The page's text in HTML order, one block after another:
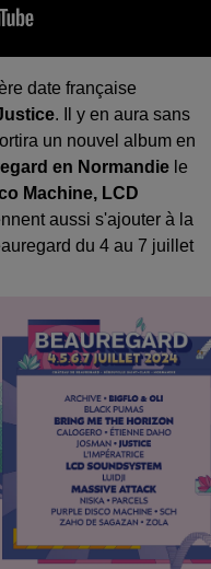
date française
. Il y en aura sans
un nouvel album en
en Normandie le
Machine, LCD
aussi s'ajouter à la
du 4 au 7 juillet